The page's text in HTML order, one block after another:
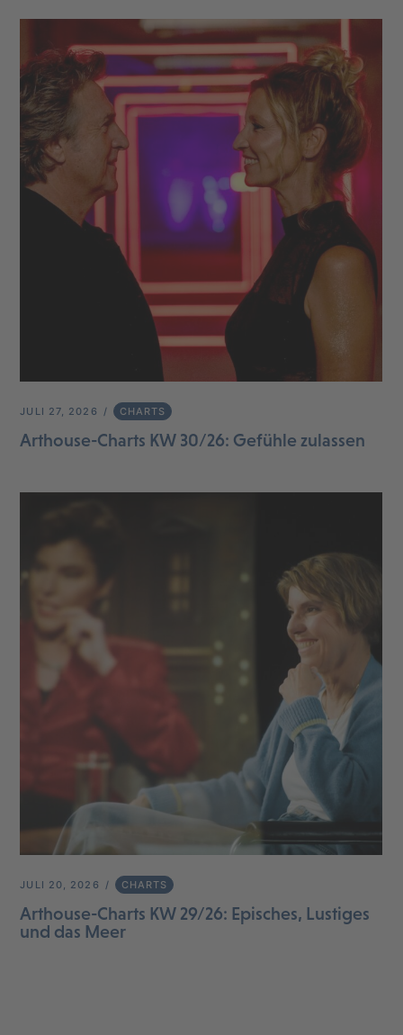
JULI 27, 2026 CHARTS
Arthouse-Charts KW 30/26: Gefühle zulassen
JULI 20, 2026 CHARTS
Arthouse-Charts KW 29/26: Episches, Lustiges
und das Meer